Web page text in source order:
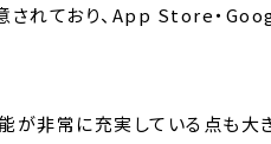
されており、App Store・
が非常に充実している点も大